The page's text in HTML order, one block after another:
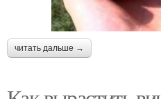
читать дальше →